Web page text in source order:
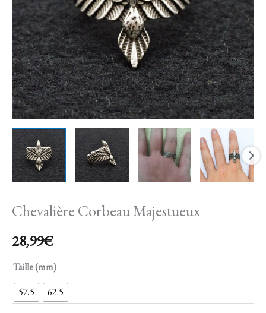
Chevalière Corbeau Majestueux
28,99€
Taille (mm)
57.5 62.5